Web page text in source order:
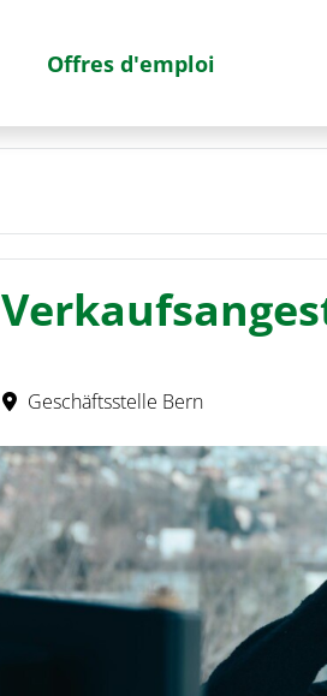
Offres d'emploi
Geschäftsstelle Bern